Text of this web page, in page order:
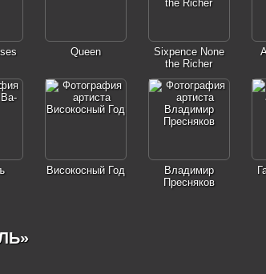
Queen
Sixpence None
the Richer
Високосный Год
Владимир
Пресняков